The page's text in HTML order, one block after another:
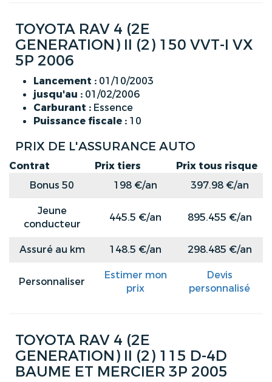
TOYOTA RAV 4 (2E
GENERATION) II (2) 150 VVT-I VX
5P 2006
Lancement : 01/10/2003
jusqu'au : 01/02/2006
Carburant : Essence
Puissance fiscale : 10
PRIX DE L'ASSURANCE AUTO
Contrat Prix tiers
Prix tous risque
Bonus 50
198 €/an
397.98 €/an
Jeune
conducteur
445.5 €/an 895.455 €/an
Assuré au km 148.5 €/an 298.485 €/an
Personnaliser
Estimer mon
prix
Devis
personnalisé
TOYOTA RAV 4 (2E
GENERATION) II (2) 115 D-4D
BAUME ET MERCIER 3P 2005